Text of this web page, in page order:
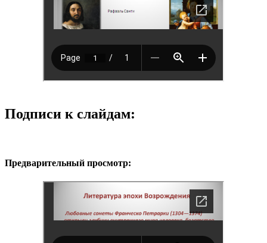
Подписи к слайдам:
Предварительный просмотр: